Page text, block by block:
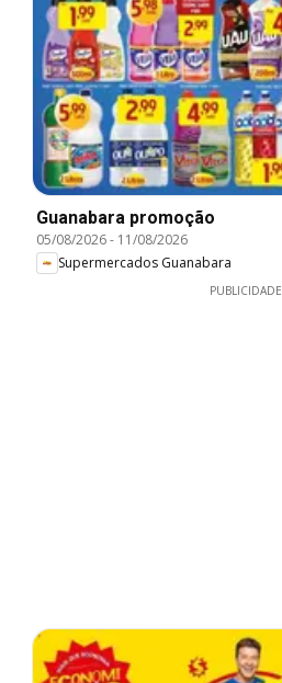
Guanabara promoção
05/08/2026- 11/08/2026
Supermercados Guanabara
PUBLICIDADE